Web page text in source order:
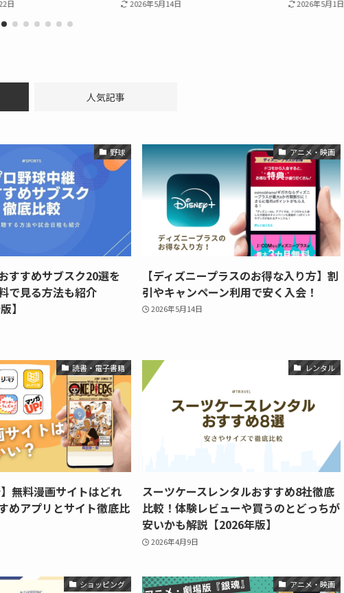
日 2026年5月14日 2026年5月1日
人気記事
野球
すすめサブスク20選を
で見る方法も紹介
】
アニメ・映画
【ディズニープラスのお得な入り方】割
引やキャンペーン利用で安く入会！
2026年5月14日
読書・電子書籍
】無料漫画サイトはどれ
めアプリとサイト徹底比
レンタル
スーツケースレンタルおすすめ8社徹底
比較！体験レビューや買うのとどっちが
安いかも解説【2026年版】
2026年4月9日
ショッピング アニメ・映画